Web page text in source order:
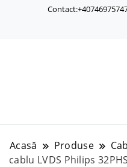
Acasă Produse
cablu LVDS Philips